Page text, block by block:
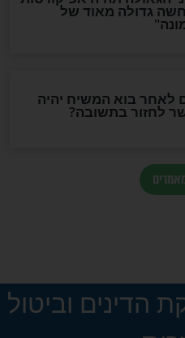
מאמין לא מלקה את
לוחמי מילואים
לבנון